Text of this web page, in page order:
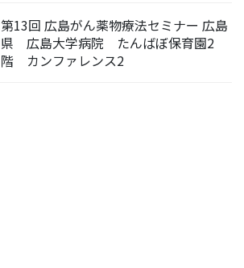
第13回 広島がん薬物療法セミナー 広島
県 広島大学病院 たんばぼ保育園2
階 カンファレンス2